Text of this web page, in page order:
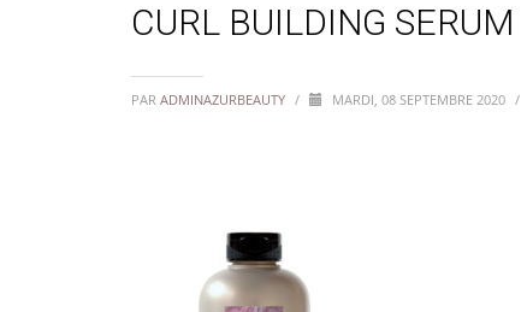
CURL BUILDING SERUM
PARADMINAZURBEAUTY / MARDI, 08 SEPTEMBRE 2020 /